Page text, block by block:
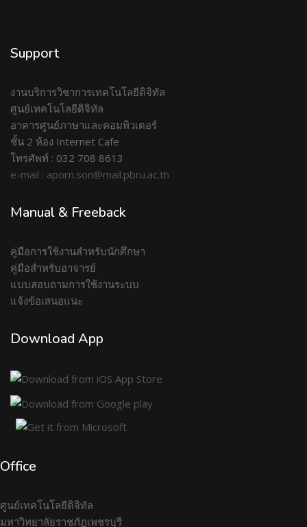
Support
งานบริการวิชาการเทคโนโลยีดิจิทัล
ศูนย์เทคโนโลยีดิจิทัล
อาคารศูนย์ภาษาและคอมพิวเตอร์
ชั้น 2 ห้อง Internet Cafe
โทรศัพท์ : 032 708 8613
e-mail : aporn.son@mail.pbru.ac.th
Manual & Freeback
คู่มือการใช้งานสำหรับนักศึกษา
คู่มือสำหรับอาจารย์
แบบสอบถามการใช้งานระบบ
แจ้งข้อเสนอแนะ
Download App
Office
ศูนย์เทคโนโลยีดิจิทัล
มหาวิทยาลัยราชภัฏเพชรบุรี